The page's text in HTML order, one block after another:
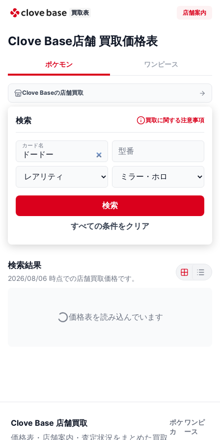
買取表 店舗案内
Clove Base店舗 買取価格表
ポケモン ワンピース
Clove Baseの店舗買取
検索 買取に関する注意事項
カード名
型番
検索
すべての条件をクリア
検索結果
2026/08/06 時点での店舗買取価格です。
価格表を読み込んでいます
Clove Base 店舗買取
価格表・店舗案内・査定状況をまとめた買取
ポケ
カ
ワンピ
ース